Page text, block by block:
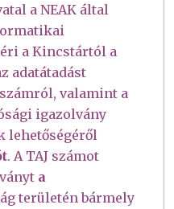
a NEAK által
a Kincstártól a
adatátadást
valamint a
igazolvány
lehetőségéről
. A TAJ számot
a
területén bármely